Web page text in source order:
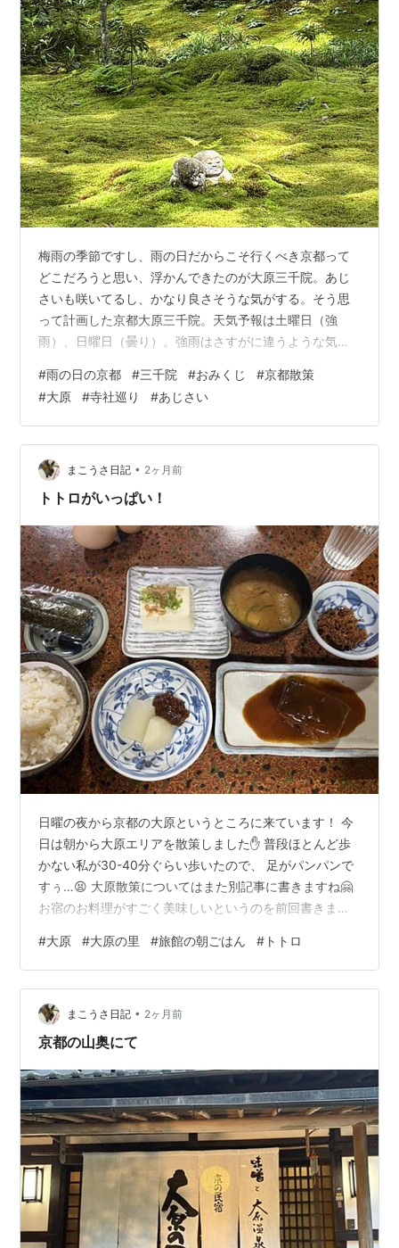
梅雨の季節ですし、雨の日だからこそ行くべき京都って
どこだろうと思い、浮かんできたのが大原三千院。あじ
さいも咲いてるし、かなり良さそうな気がする。そう思
って計画した京都大原三千院。天気予報は土曜日（強
雨）、日曜日（曇り）。強雨はさすがに違うような気が
ろう雨上がりの日曜日に決め、あじさいに雨の露が残る
ベストコンディションかもしれないと張り切って向かう
ことにしました。 雨上がりの光差す 三千院わらべ地蔵
大原へ 京都には基本的に電車で向かうことが多い私です
が、三千院くらい奥の方になると車で向かいます。京都
中心部を抜けるとき、清水寺近辺から知恩院あたり…
#雨の日の京都 #三千院 #おみくじ #京都散策
#大原 #寺社巡り #あじさい
まこうさ日記 • 2ヶ月前
トトロがいっぱい！
日曜の夜から京都の大原というところに来ています！ 今
日は朝から大原エリアを散策しました✋ 普段ほとんど歩
かない私が30-40分ぐらい歩いたので、 足がパンパンで
すぅ…😫 大原散策についてはまた別記事に書きますね🤗
お宿のお料理がすごく美味しいというのを前回書きまし
THE 旅館の朝ごはんって感じです🍚 ほんとは毎朝こうい
う朝ごはんが食べたい🤤 メインはサバの味噌煮！！ 大原
というところはお味噌が有名なので、 サバも塩焼きでは
なく味噌煮でした😆 私はどっちかというと塩焼きの方が
好きなんやけど、 この味噌煮はえげつなく美味しかっ
#大原 #大原の里 #旅館の朝ごはん # トトロ
まこうさ日記 • 2ヶ月前
京都の山奥にて